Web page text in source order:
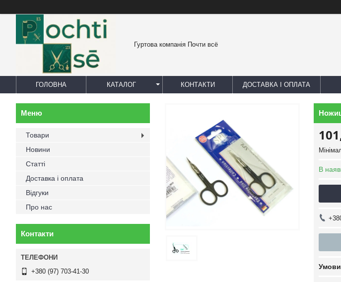
Гуртова компанія Почти всё
ГОЛОВНА КАТАЛОГ КОНТАКТИ ДОСТАВКА І ОПЛАТА
В
Товари
Новини
Статті
Доставка і оплата
Відгуки
Про нас
Контакти
+380 (97) 703-41-30